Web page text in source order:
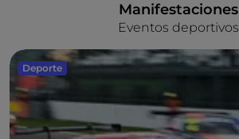
Eventos deportivos
Manifestaciones
Deporte